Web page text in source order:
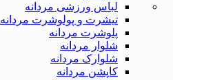
لباس ورزشی مردانه
تیشرت و پولوشرت مردانه
پلوشرت مردانه
شلوار مردانه
شلوارک مردانه
کاپشن مردانه